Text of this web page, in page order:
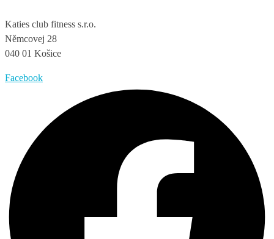
Katies club fitness s.r.o.
Němcovej 28
040 01 Košice
Facebook